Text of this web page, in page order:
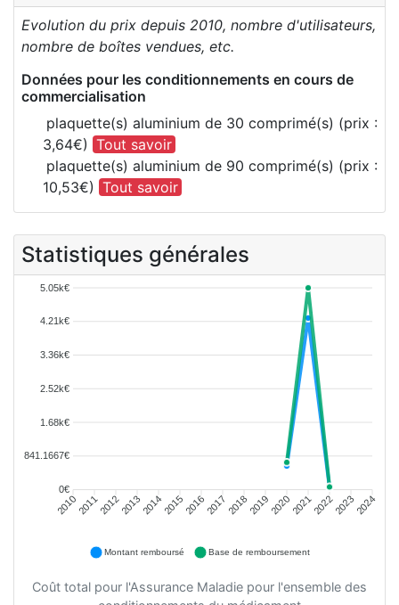
Evolution du prix depuis 2010, nombre d'utilisateurs,
nombre de boîtes vendues, etc.
Données pour les conditionnements en cours de
commercialisation
plaquette(s) aluminium de 30 comprimé(s) (prix :
3,64€) Tout savoir
plaquette(s) aluminium de 90 comprimé(s) (prix :
10,53€) Tout savoir
Statistiques générales
5.05k€
4.21k€
3.36k€
2.52k€
1.68k€
841.1667€
0€
201020112012201320142015201620172018201920202021202220232024
Montant remboursé Base de remboursement
Coût total pour l'Assurance Maladie pour l'ensemble des